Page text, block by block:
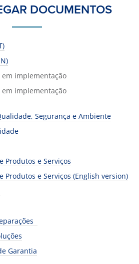
DOCUMENTOS
em implementação
em implementação
Segurança e Ambiente
Produtos e Serviços
Produtos e Serviços (English version)
Garantia